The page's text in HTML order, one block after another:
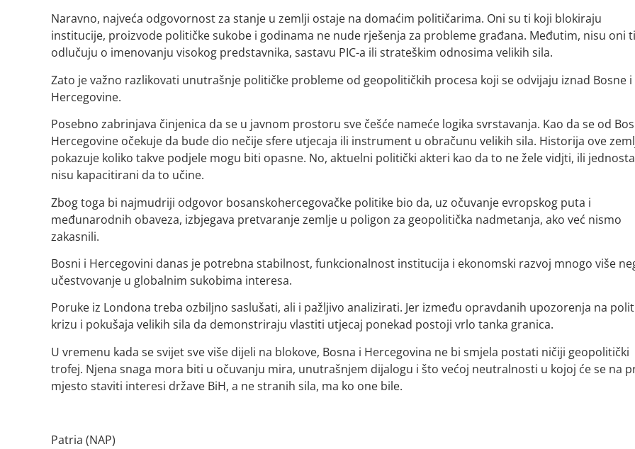
Naravno, najveća odgovornost za stanje u zemlji ostaje na domaćim političarima. Oni su ti koji blokiraju
institucije, proizvode političke sukobe i godinama ne nude rješenja za probleme građana. Međutim, nisu oni
odlučuju o imenovanju visokog predstavnika, sastavu PIC-a ili strateškim odnosima velikih sila.
Zato je važno razlikovati unutrašnje političke probleme od geopolitičkih procesa koji se odvijaju iznad Bosne i
Hercegovine.
Posebno zabrinjava činjenica da se u javnom prostoru sve češće nameće logika svrstavanja. Kao da se od
Hercegovine očekuje da bude dio nečije sfere utjecaja ili instrument u obračunu velikih sila. Historija ove
pokazuje koliko takve podjele mogu biti opasne. No, aktuelni politički akteri kao da to ne žele vidjti, ili
nisu kapacitirani da to učine.
Zbog toga bi najmudriji odgovor bosanskohercegovačke politike bio da, uz očuvanje evropskog puta i
međunarodnih obaveza, izbjegava pretvaranje zemlje u poligon za geopolitička nadmetanja, ako već nismo
zakasnili.
Bosni i Hercegovini danas je potrebna stabilnost, funkcionalnost institucija i ekonomski razvoj mnogo više
učestvovanje u globalnim sukobima interesa.
Poruke iz Londona treba ozbiljno saslušati, ali i pažljivo analizirati. Jer između opravdanih upozorenja na
krizu i pokušaja velikih sila da demonstriraju vlastiti utjecaj ponekad postoji vrlo tanka granica.
U vremenu kada se svijet sve više dijeli na blokove, Bosna i Hercegovina ne bi smjela postati ničiji geopolitički
trofej. Njena snaga mora biti u očuvanju mira, unutrašnjem dijalogu i što većoj neutralnosti u kojoj će se na
mjesto staviti interesi države BiH, a ne stranih sila, ma ko one bile.
Patria (NAP)